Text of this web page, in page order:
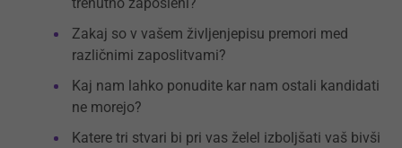
trenutno zaposleni?
Zakaj so v vašem življenjepisu premori med
različnimi zaposlitvami?
Kaj nam lahko ponudite kar nam ostali kandidati
ne morejo?
Katere tri stvari bi pri vas želel izboljšati vaš bivši